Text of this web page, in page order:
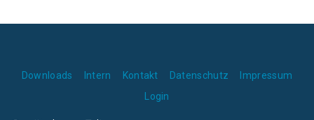
Downloads Intern Kontakt Datenschutz
Impressum
Login